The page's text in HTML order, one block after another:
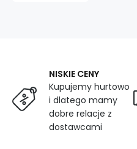
NISKIE CENY
Kupujemy hurtowo
i dlatego mamy
dobre relacje z
dostawcami